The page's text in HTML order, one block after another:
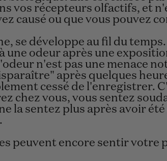
vos récepteurs olfactifs, et
causé ou que vous pouvez
se développe au fil du
une odeur après une
n'est pas une menace
après quelques
cessé de l'enregistrer.
chez vous, vous sentez
la sentez plus après avoir été
peuvent encore sentir votre